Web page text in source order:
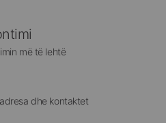
më të lehtë
dhe kontaktet